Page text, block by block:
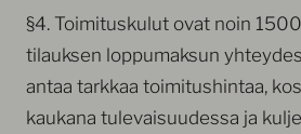
§4. Toimituskulut ovat noin
tilauksen loppumaksun
antaa tarkkaa toimitushintaa,
kaukana tulevaisuudessa ja